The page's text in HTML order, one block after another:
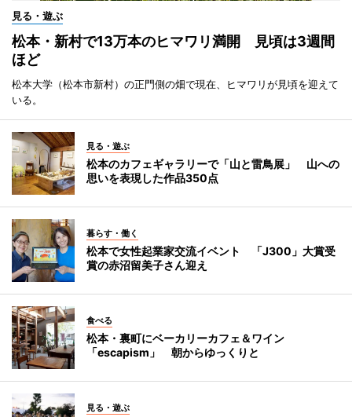
見る・遊ぶ
松本・新村で13万本のヒマワリ満開 見頃は3週間
ほど
松本大学（松本市新村）の正門側の畑で現在、ヒマワリが見頃を迎えて
いる。
見る・遊ぶ
松本のカフェギャラリーで「山と雷鳥展」 山への
思いを表現した作品350点
暮らす・働く
松本で女性起業家交流イベント 「J300」大賞受
賞の赤沼留美子さん迎え
食べる
松本・裏町にベーカリーカフェ＆ワイン
「escapism」 朝からゆっくりと
見る・遊ぶ